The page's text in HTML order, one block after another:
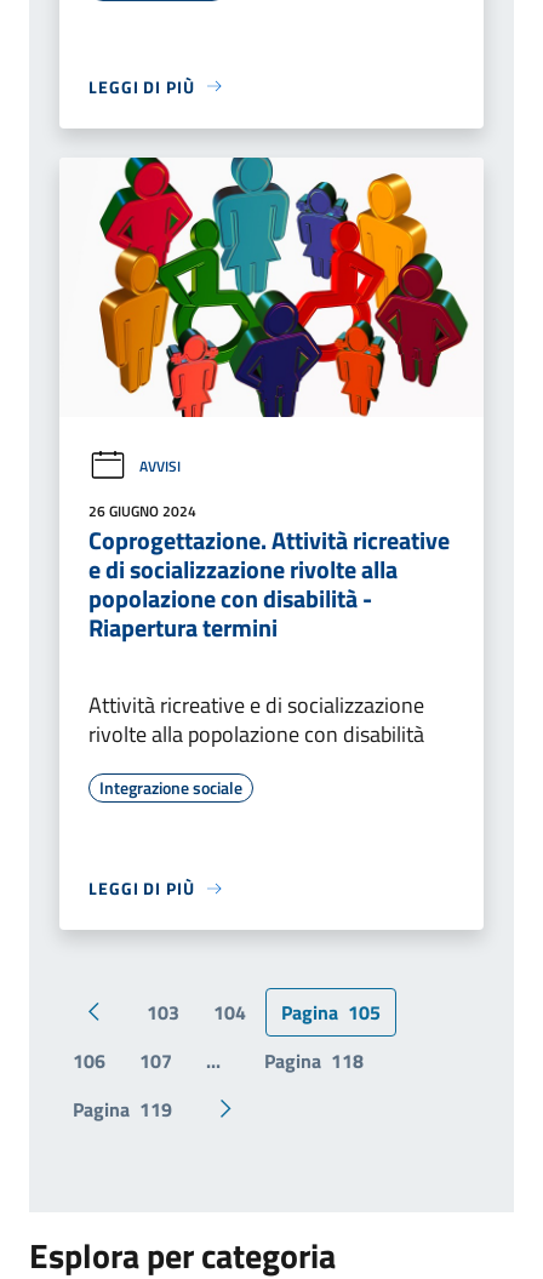
LEGGI DI PIÙ
AVVISI
26 GIUGNO 2024
Coprogettazione. Attività ricreative
e di socializzazione rivolte alla
popolazione con disabilità -
Riapertura termini
Attività ricreative e di socializzazione
rivolte alla popolazione con disabilità
Integrazione sociale
LEGGI DI PIÙ
Pagina precedente
103 104 Pagina 105
106
107 ... Pagina 118
Pagina 119 Pagina successiva
Esplora per categoria